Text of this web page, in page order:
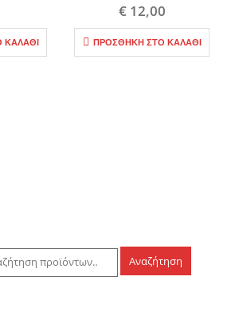
€12,00
ΠΡΟΣΘΉΚΗ ΣΤΟ ΚΑΛΆΘΙ
Αναζήτηση